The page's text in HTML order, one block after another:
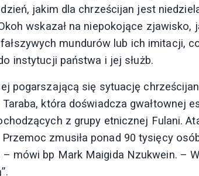
jakim dla chrześcijan jest
wskazał na niepokojące
mundurów lub ich imitacji,
instytucji państwa i jej służb.
pogarszającą się sytuację
która doświadcza gwałtownej
z grupy etnicznej Fulani.
zmusiła ponad 90 tysięcy
mówi bp Mark Maigida Nzukwein. –